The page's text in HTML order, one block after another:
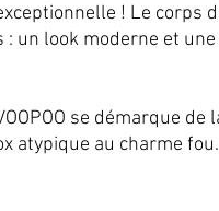
! Le corps
: un look moderne et
se démarque de
atypique au charme